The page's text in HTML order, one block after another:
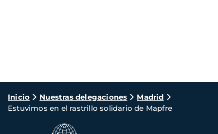
Ruta
de
navegación
Inicio Nuestras delegaciones
Madrid
Estuvimos en el rastrillo solidario de Mapfre